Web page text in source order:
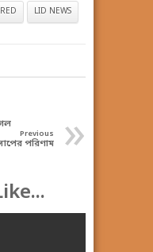
LID NEWS
»
Previous
পরিণাম